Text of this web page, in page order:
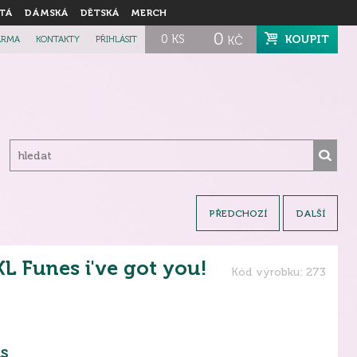
DÁMSKÁ DĚTSKÁ MERCH
0 KS 0 KČ KOUPIT
KONTAKTY PŘIHLÁSIT
PŘEDCHOZÍ DALŠÍ
Funes i've got you! Kód výrobku: 273